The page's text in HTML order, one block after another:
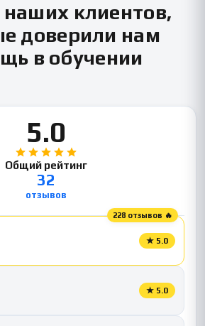
клиентов,
доверили нам
в обучении
5.0
Общий рейтинг
32
отзывов
228 отзывов 🔥
★ 5.0
★ 5.0